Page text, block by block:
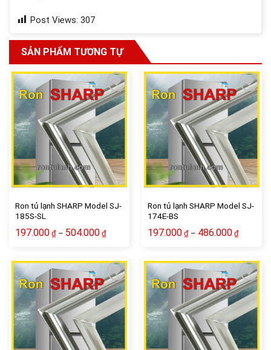
Post Views: 307
SẢN PHẨM TƯƠNG TỰ
Add to wishlist
Ron tủ lạnh SHARP Model SJ-
185S-SL
197.000 ₫– 504.000 ₫
Add to wishlist
Ron tủ lạnh SHARP Model SJ-
174E-BS
197.000 ₫– 486.000 ₫
Add to wishlist Add to wishlist